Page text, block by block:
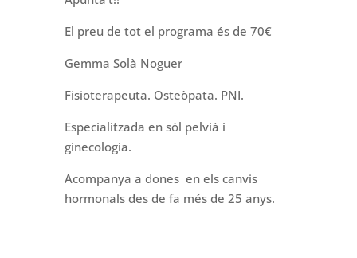
El preu de tot el programa és de 70€
Gemma Solà Noguer
Fisioterapeuta. Osteòpata. PNI.
Especialitzada en sòl pelvià i
ginecologia.
Acompanya a dones en els canvis
hormonals des de fa més de 25 anys.